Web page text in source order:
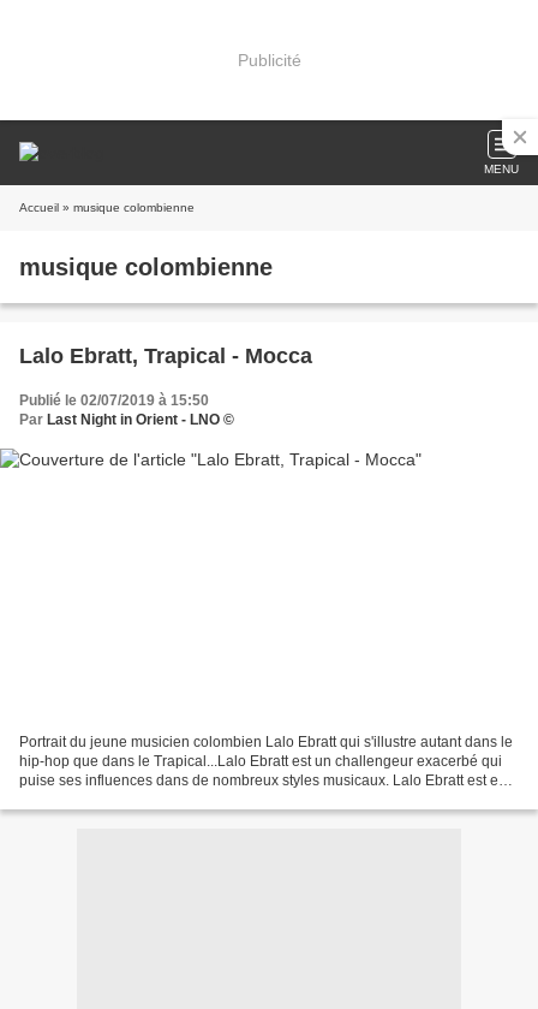
Publicité
MENU
Accueil » musique colombienne
musique colombienne
Lalo Ebratt, Trapical - Mocca
Publié le 02/07/2019 à 15:50
Par Last Night in Orient - LNO ©
Portrait du jeune musicien colombien Lalo Ebratt qui s'illustre autant dans le
hip-hop que dans le Trapical...Lalo Ebratt est un challengeur exacerbé qui
puise ses influences dans de nombreux styles musicaux. Lalo Ebratt est en